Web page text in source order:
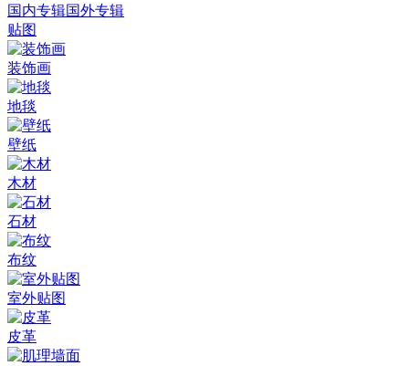
国内专辑国外专辑
贴图
装饰画
地毯
壁纸
木材
石材
布纹
室外贴图
皮革